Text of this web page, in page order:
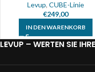
Levup, CUBE-Linie
€249,00
IN DEN WARENKORB
LEVUP – WERTEN SIE